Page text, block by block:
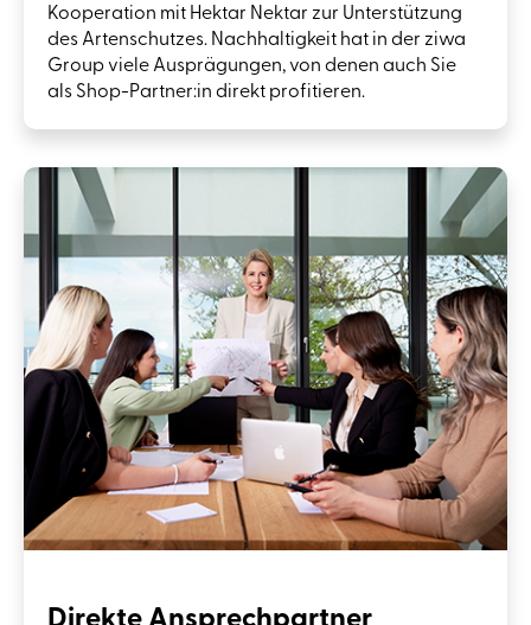
Kooperation mit Hektar Nektar zur Unterstützung
des Artenschutzes. Nachhaltigkeit hat in der ziwa
Group viele Ausprägungen, von denen auch Sie
als Shop-Partner:in direkt profitieren.